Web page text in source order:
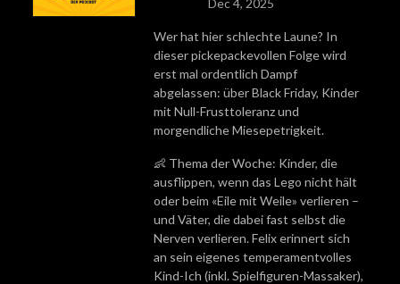
Dec 4, 2025
Wer hat hier schlechte Laune? In
dieser pickepackevollen Folge wird
erst mal ordentlich Dampf
abgelassen: über Black Friday, Kinder
mit Null-Frusttoleranz und
morgendliche Miesepetrigkeit.
👶 Thema der Woche: Kinder, die
ausflippen, wenn das Lego nicht hält
oder beim «Eile mit Weile» verlieren –
und Väter, die dabei fast selbst die
Nerven verlieren. Felix erinnert sich
an sein eigenes temperamentvolles
Kind-Ich (inkl. Spielfiguren-Massaker),